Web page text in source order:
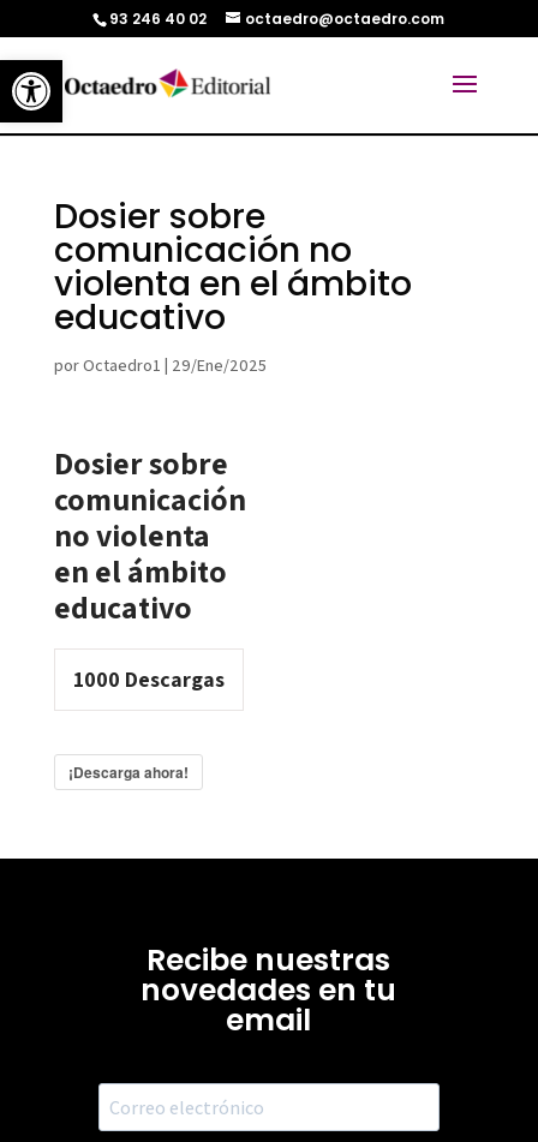
Abrir barra de herramientas
93 246 40 02 octaedro@octaedro.com
Dosier sobre
comunicación no
violenta en el ámbito
educativo
porOctaedro1 | 29/Ene/2025
Dosier sobre
comunicación
no violenta
en el ámbito
educativo
1000 Descargas
¡Descarga ahora!
Recibe nuestras
novedades en tu
email